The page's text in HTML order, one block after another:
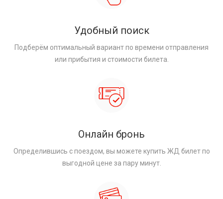
Удобный поиск
Подберём оптимальный вариант по времени отправления
или прибытия и стоимости билета.
Онлайн бронь
Определившись с поездом, вы можете купить ЖД билет по
выгодной цене за пару минут.